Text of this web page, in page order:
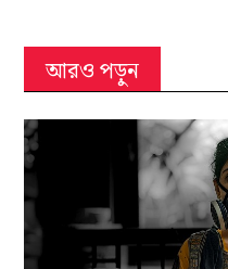
আরও পড়ুন